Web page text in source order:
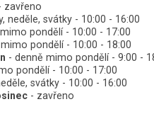
zavřeno
neděle, svátky - 10:00 - 16:00
pondělí - 10:00 - 17:00
pondělí - 10:00 - 18:00
- denně mimo pondělí - 9:00 -
pondělí - 10:00 - 17:00
svátky - 10:00 - 16:00
- zavřeno